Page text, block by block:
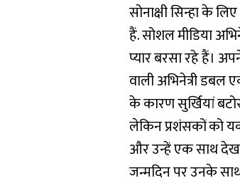
सोनाक्षी सिन्हा के
हैं. सोशल मीडिया
प्यार बरसा रहे हैं।
वाली अभिनेत्री
के कारण सुर्खियां
लेकिन प्रशंसकों को
और उन्हें एक साथ
जन्मदिन पर उनके